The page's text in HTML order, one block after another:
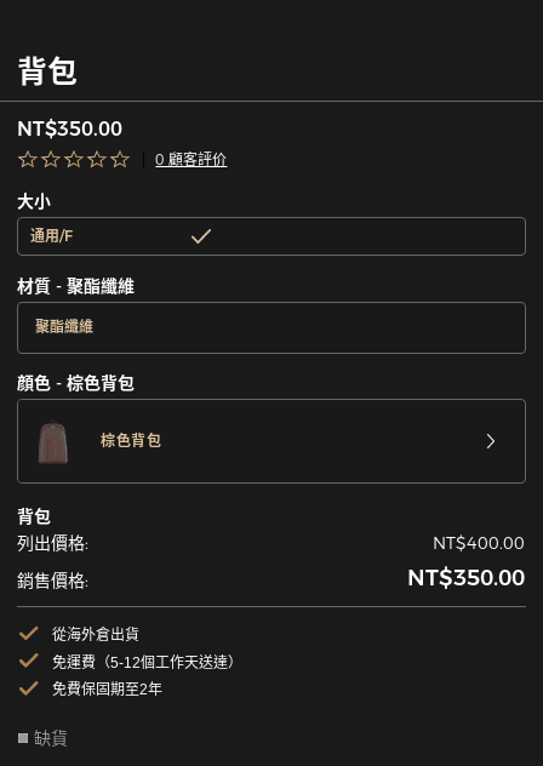
背包
NT$350.00
0 顧客評价
大小
通用/F
材質 - 聚酯纖維
聚酯纖維
顔色 - 棕色背包
棕色背包
背包
列出價格:
NT$400.00
銷售價格:
NT$350.00
從海外倉出貨
免運費（5-12個工作天送達）
免費保固期至2年
缺貨